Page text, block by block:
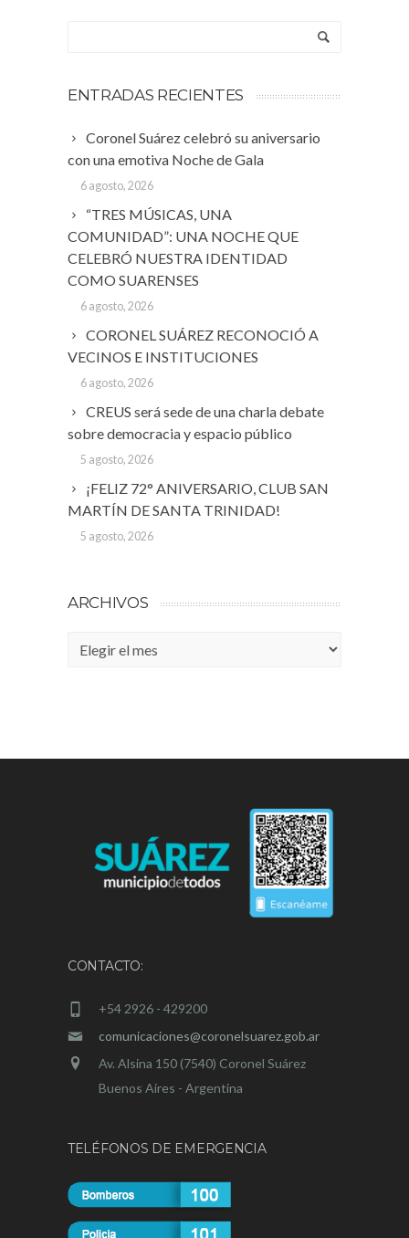
ENTRADAS RECIENTES
Coronel Suárez celebró su aniversario
con una emotiva Noche de Gala
6 agosto, 2026
“TRES MÚSICAS, UNA
COMUNIDAD”: UNA NOCHE QUE
CELEBRÓ NUESTRA IDENTIDAD
COMO SUARENSES
6 agosto, 2026
CORONEL SUÁREZ RECONOCIÓ A
VECINOS E INSTITUCIONES
6 agosto, 2026
CREUS será sede de una charla debate
sobre democracia y espacio público
5 agosto, 2026
¡FELIZ 72° ANIVERSARIO, CLUB SAN
MARTÍN DE SANTA TRINIDAD!
5 agosto, 2026
ARCHIVOS
Archivos
CONTACTO:
+54 2926 - 429200
comunicaciones@coronelsuarez.gob.ar
Av. Alsina 150 (7540) Coronel Suárez
Buenos Aires - Argentina
TELÉFONOS DE EMERGENCIA